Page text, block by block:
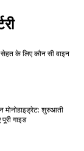
के लिए कौन सी वाइन
मोनोहाइड्रेट: शुरुआती
गाइड